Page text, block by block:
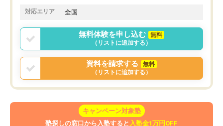
対応エリア 全国
無料体験を申し込む
無料
（リストに追加する）
資料を請求する
無料
（リストに追加する）
キャンペーン対象塾
塾探しの窓口から入塾すると 入塾金1万円OFF